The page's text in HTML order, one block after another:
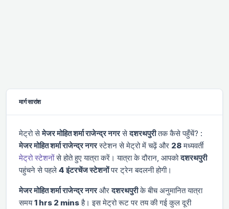
मार्ग सारांश
मेट्रो सेमे‌‌जर मोहित शर्मा राजेन्द्र नगरसेदशरथपुरीतक कैसे पहुँचें? :
मे‌‌जर मोहित शर्मा राजेन्द्र नगरस्टेशन से मेट्रो में चढ़ें और 28मध्यवर्ती
मेट्रो स्टेशनोंसे होते हुए यात्रा करें। यात्रा के दौरान, आपकोदशरथपुरी
पहुंचने से पहले 4 इंटरचेंज स्टेशनोंपर ट्रेन बदलनी होगी।
मे‌‌जर मोहित शर्मा राजेन्द्र नगरऔरदशरथपुरीके बीच अनुमानित यात्रा
समय1 hrs 2 minsहै। इस मेट्रो रूट पर तय की गई कुल दूरी